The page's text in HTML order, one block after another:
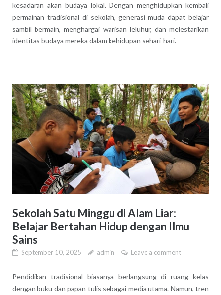
kesadaran akan budaya lokal. Dengan menghidupkan kembali
permainan tradisional di sekolah, generasi muda dapat belajar
sambil bermain, menghargai warisan leluhur, dan melestarikan
identitas budaya mereka dalam kehidupan sehari-hari.
Sekolah Satu Minggu di Alam Liar:
Belajar Bertahan Hidup dengan Ilmu
Sains
September 10, 2025 admin Leave a comment
Pendidikan tradisional biasanya berlangsung di ruang kelas
dengan buku dan papan tulis sebagai media utama. Namun, tren